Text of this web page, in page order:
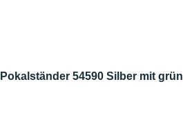
Pokalständer 54590 Silber mit grün